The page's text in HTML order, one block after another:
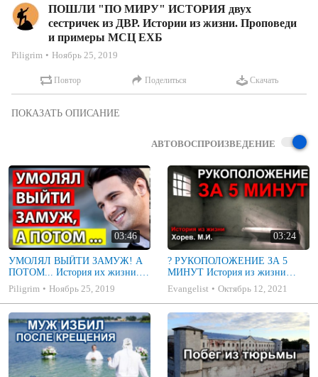
ПОШЛИ "ПО МИРУ" ИСТОРИЯ двух
сестричек из ДВР. Истории из жизни. Проповеди
и примеры МСЦ ЕХБ
Piligrim Ноябрь 25, 2019
Повтор Поделиться Скачать
История как ДВР попали в мирскую компанию.
АВТОВОСПРОИЗВЕДЕНИЕ
03:46
УМОЛЯЛ ВЫЙТИ ЗАМУЖ! А
ПОТОМ... История их жизни.
Примеры и проповеди МСЦ
ЕХБ
Piligrim Ноябрь 25, 2019
03:24
? РУКОПОЛОЖЕНИЕ ЗА 5
МИНУТ История из жизни
Хорева М.И. Истории МСЦ ЕХБ
Evangelist Октябрь 12, 2021